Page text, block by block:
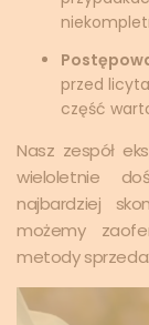
przed
część
Nasz zespół
wieloletnie
najbardziej
możemy
metody